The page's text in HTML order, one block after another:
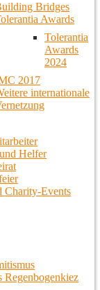
Bridges
Awards
Tolerantia
Awards
2024
2017
internationale
Helfer
Charity-Events
Regenbogenkiez